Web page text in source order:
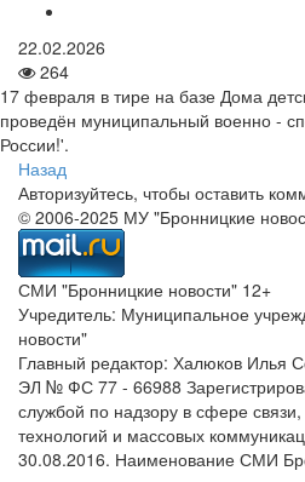
22.02.2026
264
17 февраля в тире на базе Дома
проведён муниципальный военно -
России!'.
Назад
Авторизуйтесь, чтобы оставить
© 2006-2025 МУ "Бронницкие
СМИ "Бронницкие новости" 12+
Учредитель: Муниципальное
новости"
Главный редактор: Халюков Илья
ЭЛ № ФС 77 - 66988
службой по надзору в сфере
технологий и массовых
30.08.2016. Наименование СМИ